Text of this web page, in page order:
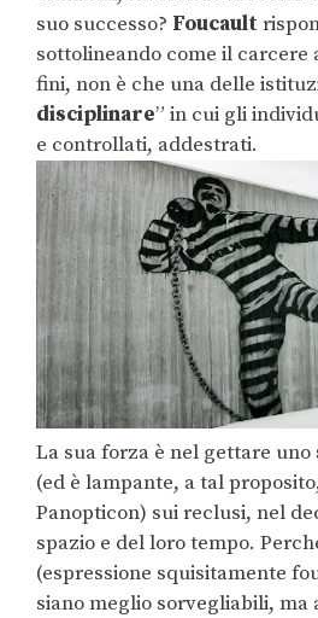
suo successo? Foucault
sottolineando come il carcere
fini, non è che una delle
disciplinare” in cui gli
e controllati, addestrati.
La sua forza è nel gettare uno
(ed è lampante, a tal
Panopticon) sui reclusi, nel
spazio e del loro tempo.
(espressione squisitamente
siano meglio sorvegliabili, ma